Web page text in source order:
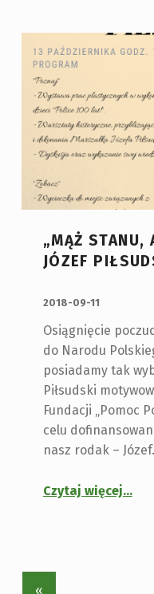
„MĄŻ STANU,
JÓZEF
2018-09-11
Osiągnięcie
do Narodu
posiadamy tak
Piłsudski
Fundacji „Pomoc
celu
nasz rodak –
Czytaj więcej…
«